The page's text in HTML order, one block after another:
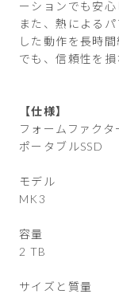
ーションでも安
また、熱による
した動作を長時
でも、信頼性を
【仕様】
フォームファクタ
ポータブルSSD
モデル
MK3
容量
2 TB
サイズと質量